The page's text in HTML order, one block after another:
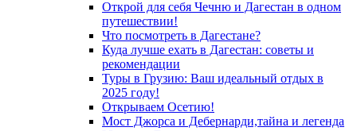
Открой для себя Чечню и Дагестан в одном
путешествии!
Что посмотреть в Дагестане?
Куда лучше ехать в Дагестан: советы и
рекомендации
Туры в Грузию: Ваш идеальный отдых в
2025 году!
Открываем Осетию!
Мост Джорса и Дебернарди,тайна и легенда